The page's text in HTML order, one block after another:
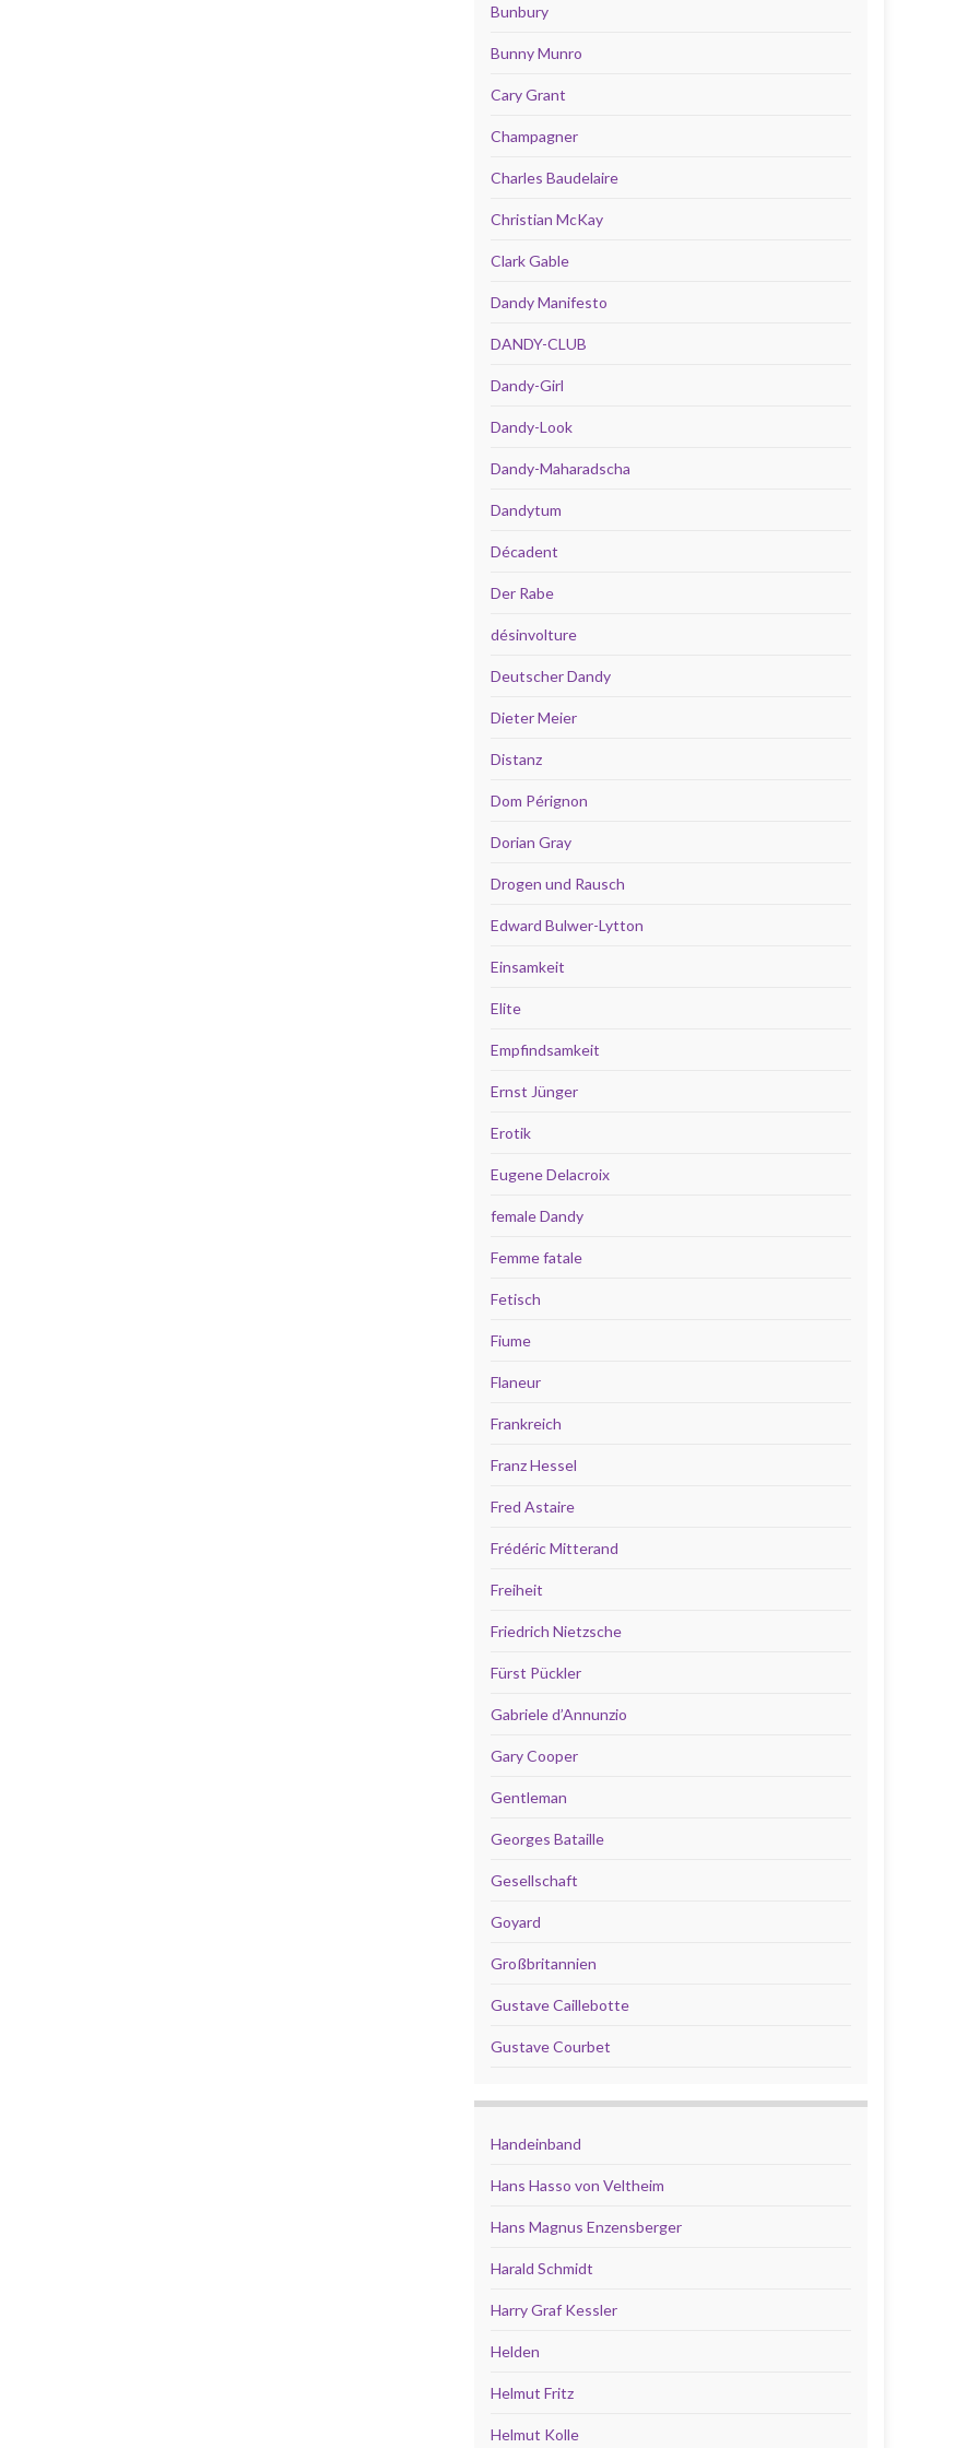
Bunbury
Bunny Munro
Cary Grant
Champagner
Charles Baudelaire
Christian McKay
Clark Gable
Dandy Manifesto
DANDY-CLUB
Dandy-Girl
Dandy-Look
Dandy-Maharadscha
Dandytum
Décadent
Der Rabe
désinvolture
Deutscher Dandy
Dieter Meier
Distanz
Dom Pérignon
Dorian Gray
Drogen und Rausch
Edward Bulwer-Lytton
Einsamkeit
Elite
Empfindsamkeit
Ernst Jünger
Erotik
Eugene Delacroix
female Dandy
Femme fatale
Fetisch
Fiume
Flaneur
Frankreich
Franz Hessel
Fred Astaire
Frédéric Mitterand
Freiheit
Friedrich Nietzsche
Fürst Pückler
Gabriele d’Annunzio
Gary Cooper
Gentleman
Georges Bataille
Gesellschaft
Goyard
Großbritannien
Gustave Caillebotte
Gustave Courbet
Handeinband
Hans Hasso von Veltheim
Hans Magnus Enzensberger
Harald Schmidt
Harry Graf Kessler
Helden
Helmut Fritz
Helmut Kolle